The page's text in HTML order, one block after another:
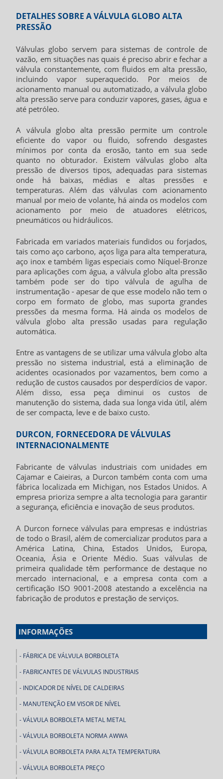
DETALHES SOBRE A VÁLVULA GLOBO ALTA
PRESSÃO
Válvulas globo servem para sistemas de controle de
vazão, em situações nas quais é preciso abrir e fechar a
válvula constantemente, com fluidos em alta pressão,
incluindo vapor superaquecido. Por meios de
acionamento manual ou automatizado, a válvula globo
alta pressão serve para conduzir vapores, gases, água e
até petróleo.
A válvula globo alta pressão permite um controle
eficiente do vapor ou fluido, sofrendo desgastes
mínimos por conta da erosão, tanto em sua sede
quanto no obturador. Existem válvulas globo alta
pressão de diversos tipos, adequadas para sistemas
onde há baixas, médias e altas pressões e
temperaturas. Além das válvulas com acionamento
manual por meio de volante, há ainda os modelos com
acionamento por meio de atuadores elétricos,
pneumáticos ou hidráulicos.
Fabricada em variados materiais fundidos ou forjados,
tais como aço carbono, aços liga para alta temperatura,
aço inox e também ligas especiais como Níquel-Bronze
para aplicações com água, a válvula globo alta pressão
também pode ser do tipo válvula de agulha de
instrumentação - apesar de que esse modelo não tem o
corpo em formato de globo, mas suporta grandes
pressões da mesma forma. Há ainda os modelos de
válvula globo alta pressão usadas para regulação
automática.
Entre as vantagens de se utilizar uma válvula globo alta
pressão no sistema industrial, está a eliminação de
acidentes ocasionados por vazamentos, bem como a
redução de custos causados por desperdícios de vapor.
Além disso, essa peça diminui os custos de
manutenção do sistema, dada sua longa vida útil, além
de ser compacta, leve e de baixo custo.
DURCON, FORNECEDORA DE VÁLVULAS
INTERNACIONALMENTE
Fabricante de válvulas industriais com unidades em
Cajamar e Caieiras, a Durcon também conta com uma
fábrica localizada em Michigan, nos Estados Unidos. A
empresa prioriza sempre a alta tecnologia para garantir
a segurança, eficiência e inovação de seus produtos.
A Durcon fornece válvulas para empresas e indústrias
de todo o Brasil, além de comercializar produtos para a
América Latina, China, Estados Unidos, Europa,
Oceania, Ásia e Oriente Médio. Suas válvulas de
primeira qualidade têm performance de destaque no
mercado internacional, e a empresa conta com a
certificação ISO 9001-2008 atestando a excelência na
fabricação de produtos e prestação de serviços.
INFORMAÇÕES
FÁBRICA DE VÁLVULA BORBOLETA
FABRICANTES DE VÁLVULAS INDUSTRIAIS
INDICADOR DE NÍVEL DE CALDEIRAS
MANUTENÇÃO EM VISOR DE NÍVEL
VÁLVULA BORBOLETA METAL METAL
VÁLVULA BORBOLETA NORMA AWWA
VÁLVULA BORBOLETA PARA ALTA TEMPERATURA
VÁLVULA BORBOLETA PREÇO